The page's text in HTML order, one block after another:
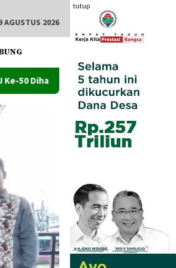
tutup
AGUSTUS 2026
Wawako Tanjung Balai